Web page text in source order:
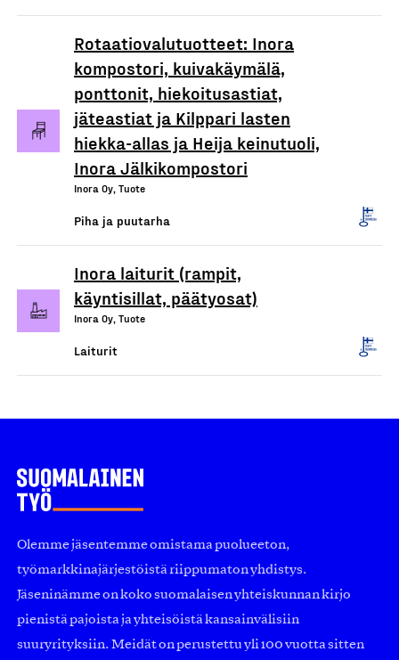
Rotaatiovalutuotteet: Inora
kompostori, kuivakäymälä,
ponttonit, hiekoitusastiat,
jäteastiat ja Kilppari lasten
hiekka-allas ja Heija keinutuoli,
Inora Jälkikompostori
Inora Oy, Tuote
Piha ja puutarha
Inora laiturit (rampit,
käyntisillat, päätyosat)
Inora Oy, Tuote
Laiturit
Olemme jäsentemme omistama puolueeton,
työmarkkinajärjestöistä riippumaton yhdistys.
Jäseninämme on koko suomalaisen yhteiskunnan kirjo
pienistä pajoista ja yhteisöistä kansainvälisiin
suuryrityksiin. Meidät on perustettu yli 100 vuotta sitten